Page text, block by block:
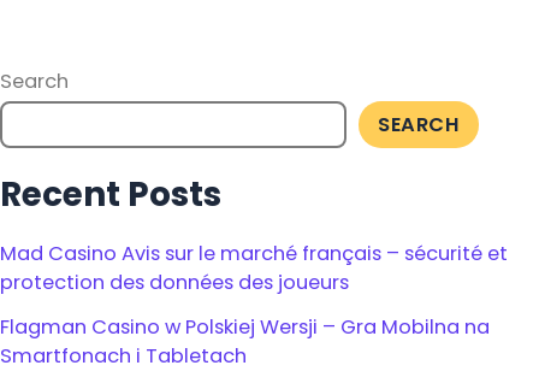
Search
SEARCH
Recent Posts
Mad Casino Avis sur le marché français – sécurité et
protection des données des joueurs
Flagman Casino w Polskiej Wersji – Gra Mobilna na
Smartfonach i Tabletach